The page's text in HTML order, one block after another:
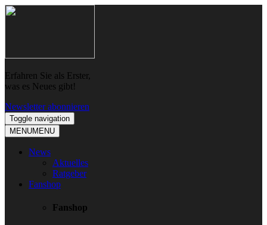
Skip
Skip
Erfahren Sie als Erster,
was es Neues gibt!
Newsletter abonnieren
Toggle navigation
MENUMENU
News
Aktuelles
Ratgeber
Fanshop
Fanshop